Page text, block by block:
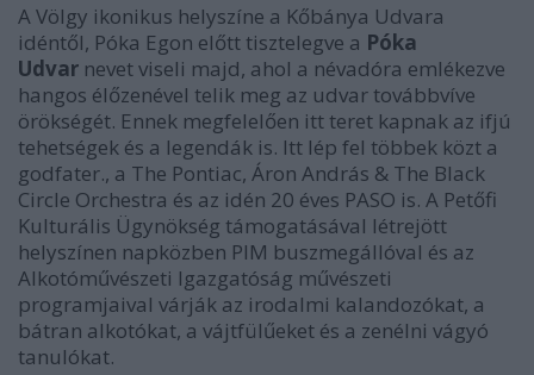
A Völgy ikonikus helyszíne a Kőbánya Udvara
idéntől, Póka Egon előtt tisztelegve a Póka
Udvar nevet viseli majd, ahol a névadóra emlékezve
hangos élőzenével telik meg az udvar továbbvíve
örökségét. Ennek megfelelően itt teret kapnak az ifjú
tehetségek és a legendák is. Itt lép fel többek közt a
godfater., a The Pontiac, Áron András & The Black
Circle Orchestra és az idén 20 éves PASO is. A Petőfi
Kulturális Ügynökség támogatásával létrejött
helyszínen napközben PIM buszmegállóval és az
Alkotóművészeti Igazgatóság művészeti
programjaival várják az irodalmi kalandozókat, a
bátran alkotókat, a vájtfülűeket és a zenélni vágyó
tanulókat.